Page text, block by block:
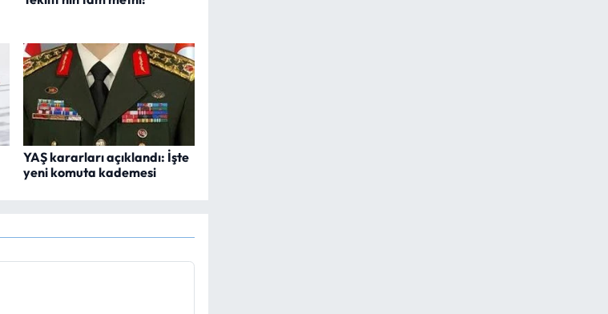
YAŞ kararları açıklandı: İşte
yeni komuta kademesi